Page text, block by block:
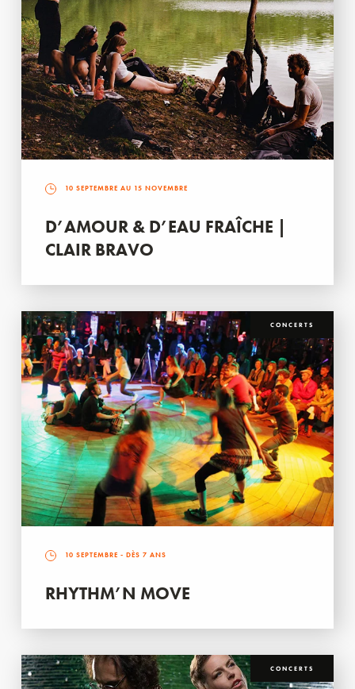
10 SEPTEMBRE AU 15 NOVEMBRE
D’AMOUR & D’EAU FRAÎCHE |
CLAIR BRAVO
CONCERTS
10 SEPTEMBRE - DÈS 7 ANS
RHYTHM’N MOVE
CONCERTS